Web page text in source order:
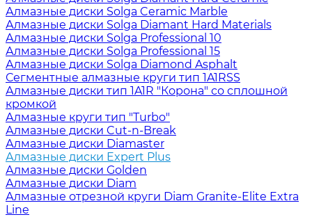
Алмазные диски Solga Ceramic Marble
Алмазные диски Solga Diamant Hard Materials
Алмазные диски Solga Professional 10
Алмазные диски Solga Professional 15
Алмазные диски Solga Diamond Asphalt
Сегментные алмазные круги тип 1A1RSS
Алмазные диски тип 1A1R "Корона" со сплошной
кромкой
Алмазные круги тип "Turbo"
Алмазные диски Cut-n-Break
Алмазные диски Diamaster
Алмазные диски Expert Plus
Алмазные диски Golden
Алмазные диски Diam
Алмазные отрезной круги Diam Granite-Elite Extra
Line